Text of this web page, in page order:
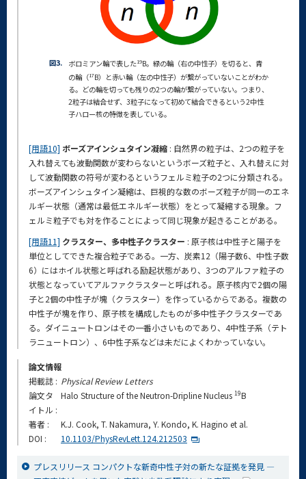
図3. ボロミアン輪で表した19B。緑の輪（右の中性子）を切ると、青
の輪（17B）と赤い輪（左の中性子）が繋がっていないことがわか
る。どの輪を切っても残りの2つの輪が繋がっていない。つまり、
2粒子は結合せず、3粒子になって初めて結合できるという2中性
子ハロー核の特徴を表している。
[用語10] ボーズアインシュタイン凝縮 : 自然界の粒子は、2つの粒子を
入れ替えても波動関数が変わらないというボーズ粒子と、入れ替えに対
して波動関数の符号が変わるというフェルミ粒子の2つに分類される。
ボーズアインシュタイン凝縮は、巨視的な数のボーズ粒子が同一のエネ
ルギー状態（通常は最低エネルギー状態）をとって凝縮する現象。フ
ェルミ粒子でも対を作ることによって同じ現象が起きることがある。
[用語11] クラスター、多中性子クラスター : 原子核は中性子と陽子を
単位としてできた複合粒子である。一方、炭素12（陽子数6、中性子数
6）にはホイル状態と呼ばれる励起状態があり、3つのアルファ粒子の
状態となっていてアルファクラスターと呼ばれる。原子核内で2個の陽
子と2個の中性子が塊（クラスター）を作っているからである。複数の
中性子が塊を作り、原子核を構成したものが多中性子クラスターであ
る。ダイニュートロンはその一番小さいものであり、4中性子系（テト
ラニュートロン）、6中性子系などは未だによくわかっていない。
論文情報
掲載誌 : Physical Review Letters
論文タ
イトル :
Halo Structure of the Neutron-Dripline Nucleus 19B
著者 :
K.J. Cook, T. Nakamura, Y. Kondo, K. Hagino et al.
DOI :
10.1103/PhysRevLett.124.212503
プレスリリース コンパクトな新奇中性子対の新たな証拠を発見 ―